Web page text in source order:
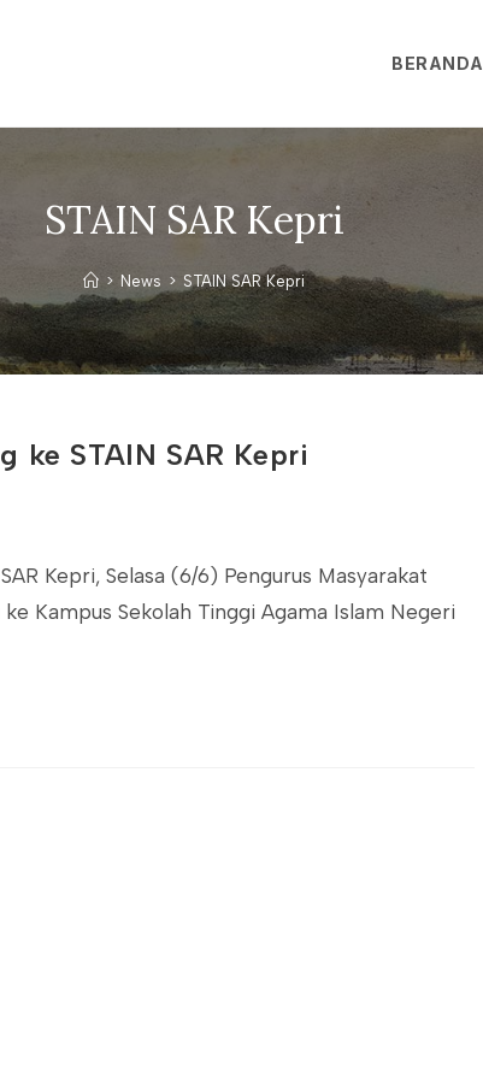
BERANDA
STAIN SAR Kepri
> News > STAIN SAR Kepri
ke STAIN SAR Kepri
Kepri, Selasa (6/6) Pengurus Masyarakat
Kampus Sekolah Tinggi Agama Islam Negeri